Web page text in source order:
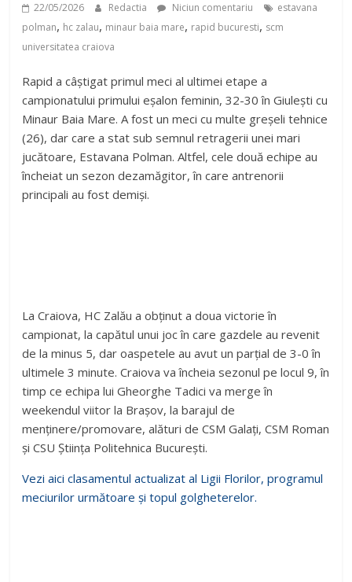
22/05/2026 Redactia Niciun comentariu
estavana
polman, hc zalau, minaur baia mare, rapid bucuresti, scm
universitatea craiova
Rapid a câștigat primul meci al ultimei etape a
campionatului primului eșalon feminin, 32-30 în Giulești cu
Minaur Baia Mare. A fost un meci cu multe greșeli tehnice
(26), dar care a stat sub semnul retragerii unei mari
jucătoare, Estavana Polman. Altfel, cele două echipe au
încheiat un sezon dezamăgitor, în care antrenorii
principali au fost demiși.
La Craiova, HC Zalău a obținut a doua victorie în
campionat, la capătul unui joc în care gazdele au revenit
de la minus 5, dar oaspetele au avut un parțial de 3-0 în
ultimele 3 minute. Craiova va încheia sezonul pe locul 9, în
timp ce echipa lui Gheorghe Tadici va merge în
weekendul viitor la Brașov, la barajul de
menținere/promovare, alături de CSM Galați, CSM Roman
și CSU Știința Politehnica București.
Vezi aici clasamentul actualizat al Ligii Florilor, programul
meciurilor următoare și topul golgheterelor.